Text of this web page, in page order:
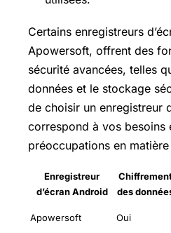
Certains enregistreurs
Apowersoft, offrent des
sécurité avancées, telles
données et le stockage
de choisir un enregistreur
correspond à vos besoins
préoccupations en
Enregistreur
d’écran Android
des
Apowersoft Oui